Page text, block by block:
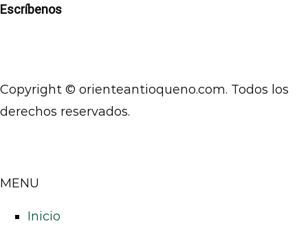
Escríbenos
Copyright © orienteantioqueno.com. Todos los
derechos reservados.
MENU
Inicio